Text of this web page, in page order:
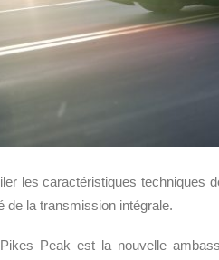
les caractéristiques techniques
de la transmission intégrale.
Peak est la nouvelle